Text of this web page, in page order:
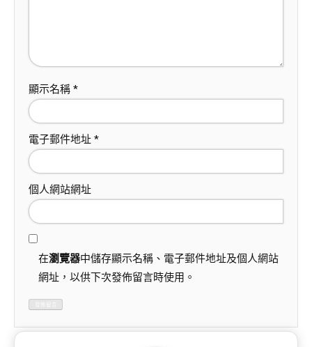
顯示名稱 *
電子郵件地址 *
個人網站網址
在瀏覽器中儲存顯示名稱、電子郵件地址及個人網站
網址，以供下次發佈留言時使用。